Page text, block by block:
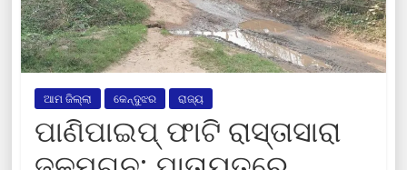
ଆମ ଜିଲ୍ଲା କେନ୍ଦୁଝର ରାଜ୍ୟ
ପାଣିପାଇପ୍ ଫାଟି ରାସ୍ତାସାରା